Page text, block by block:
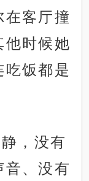
在客厅撞
他时候她
饭都是
，没有
音、没有